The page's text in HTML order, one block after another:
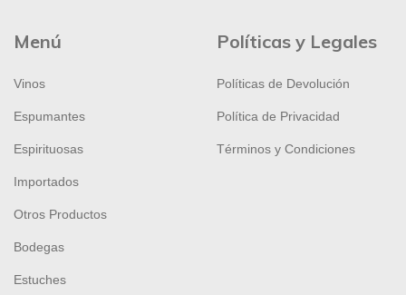
Menú
Vinos
Espumantes
Espirituosas
Importados
Otros Productos
Bodegas
Estuches
Políticas y Legales
Políticas de Devolución
Política de Privacidad
Términos y Condiciones